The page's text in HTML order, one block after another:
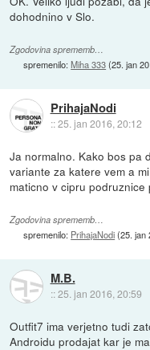
dohodnino v Slo.
Zgodovina sprememb…
spremenilo:Miha 333(25. jan
PrihajaNodi
::25. jan 2016, 20:12
Ja normalno. Kako bos pa
variante za katere vem a
maticno v cipru podruznice
Zgodovina sprememb…
spremenilo: PrihajaNodi(25. jan
M.B.
::25. jan 2016, 20:59
Outfit7 ima verjetno tudi
Androidu prodajat kar je